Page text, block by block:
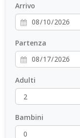
Arrivo
Partenza
Adulti
Bambini